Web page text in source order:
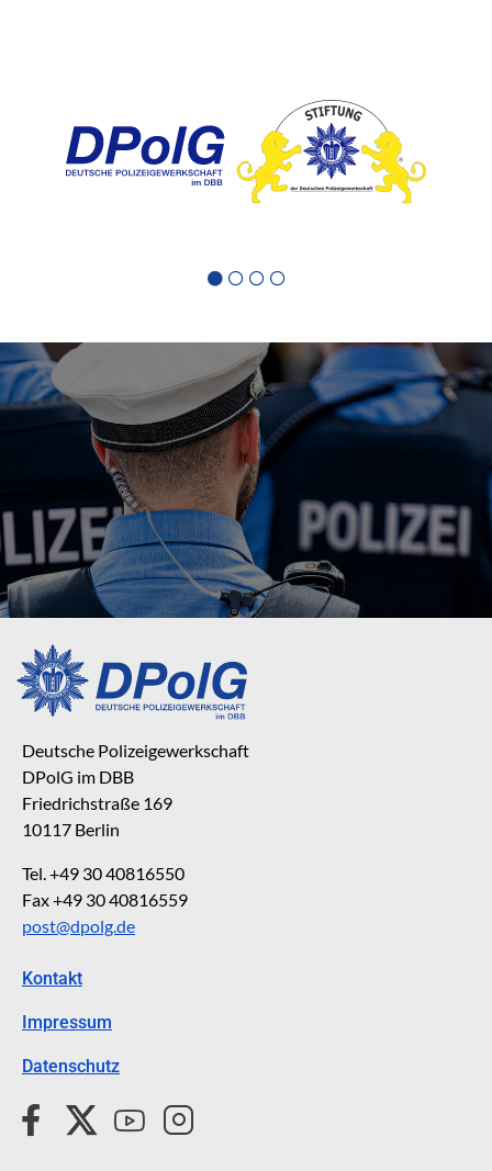
Deutsche Polizeigewerkschaft
DPolG im DBB
Friedrichstraße 169
10117 Berlin
Tel. +49 30 40816550
Fax +49 30 40816559
post@dpolg.de
Kontakt
Impressum
Datenschutz